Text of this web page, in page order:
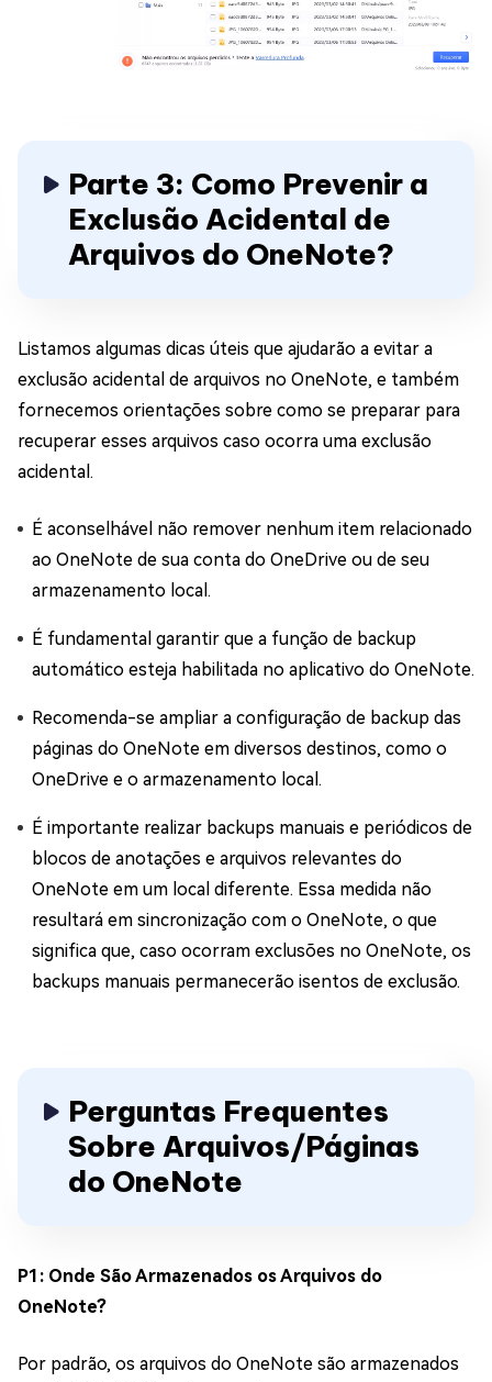
Parte 3: Como Prevenir a
Exclusão Acidental de
Arquivos do OneNote?
Listamos algumas dicas úteis que ajudarão a evitar a
exclusão acidental de arquivos no OneNote, e também
fornecemos orientações sobre como se preparar para
recuperar esses arquivos caso ocorra uma exclusão
acidental.
É aconselhável não remover nenhum item relacionado
ao OneNote de sua conta do OneDrive ou de seu
armazenamento local.
É fundamental garantir que a função de backup
automático esteja habilitada no aplicativo do OneNote.
Recomenda-se ampliar a configuração de backup das
páginas do OneNote em diversos destinos, como o
OneDrive e o armazenamento local.
É importante realizar backups manuais e periódicos de
blocos de anotações e arquivos relevantes do
OneNote em um local diferente. Essa medida não
resultará em sincronização com o OneNote, o que
significa que, caso ocorram exclusões no OneNote, os
backups manuais permanecerão isentos de exclusão.
Perguntas Frequentes
Sobre Arquivos/Páginas
do OneNote
P1: Onde São Armazenados os Arquivos do
OneNote?
Por padrão, os arquivos do OneNote são armazenados